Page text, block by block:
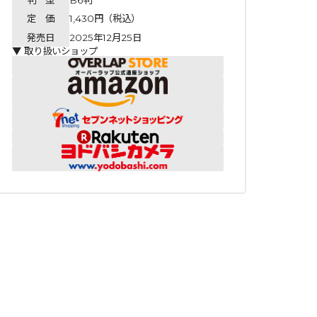
定 価
1,430円（税込）
発売日
2025年12月25日
▼ 取り扱いショップ